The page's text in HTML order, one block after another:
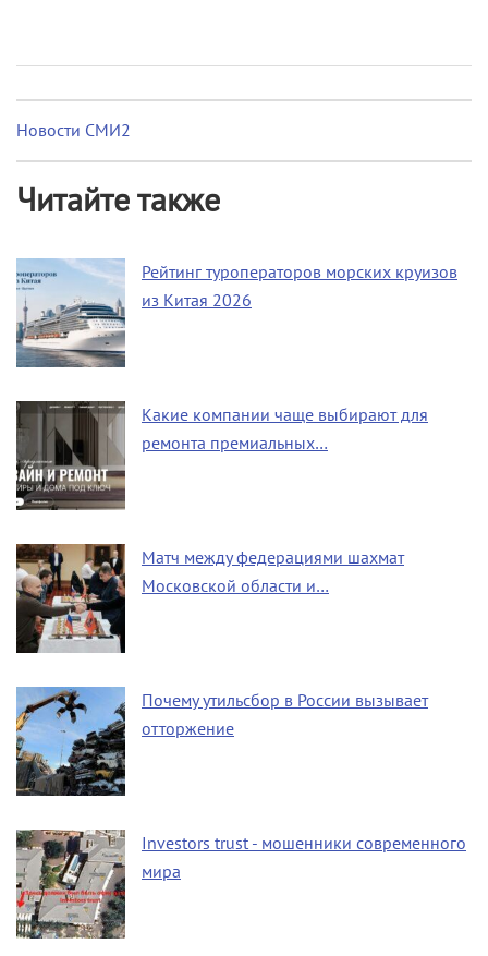
Новости СМИ2
Читайте также
Рейтинг туроператоров морских круизов
из Китая 2026
Какие компании чаще выбирают для
ремонта премиальных…
Матч между федерациями шахмат
Московской области и…
Почему утильсбор в России вызывает
отторжение
Investors trust - мошенники современного
мира